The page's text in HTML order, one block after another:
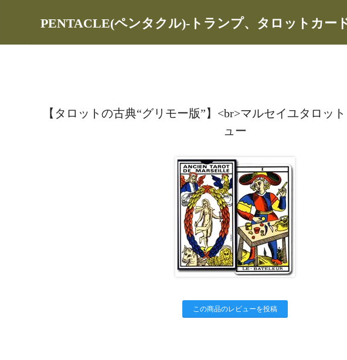
PENTACLE(ペンタクル)-トランプ、タロットカー
【タロットの古典“グリモー版”】<br>マルセイユタロッ
ュー
この商品のレビューを投稿